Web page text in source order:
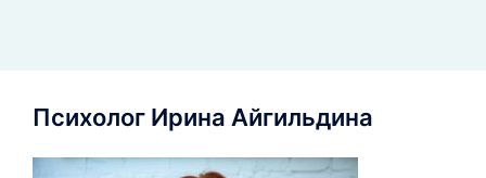
Психолог Ирина Айгильдина